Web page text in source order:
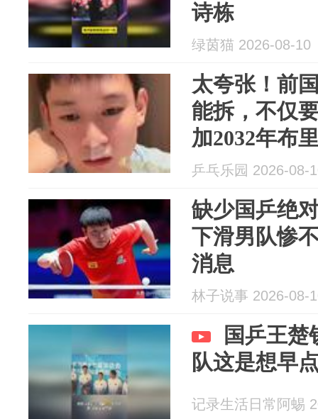
诗栋
绿茵猫 2026-08-10
太夸张！前
能拆，不仅
加2032年布
乒乓乐园 2026-08-
缺少国乒绝
下滑男队惨
消息
林子说事 2026-08-
国乒王楚
队这是想早
记录生活日常阿蜴